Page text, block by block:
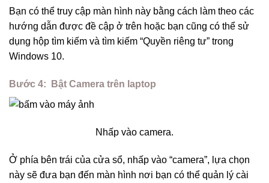
Bạn có thể truy cập màn hình này bằng cách làm theo các
hướng dẫn được đề cập ở trên hoặc bạn cũng có thể sử
dụng hộp tìm kiếm và tìm kiếm “Quyền riêng tư” trong
Windows 10.
Bước 4: Bật Camera trên laptop
Nhấp vào camera.
Ở phía bên trái của cửa sổ, nhấp vào “camera”, lựa chọn
này sẽ đưa bạn đến màn hình nơi bạn có thể quản lý cài